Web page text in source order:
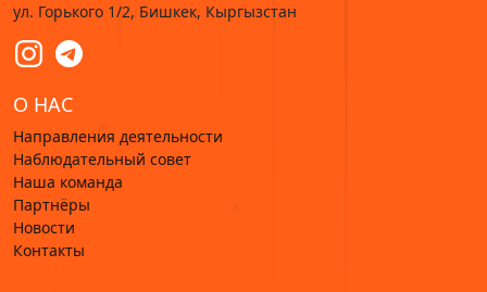
ул. Горького 1/2, Бишкек, Кыргызстан
О НАС
Направления деятельности
Наблюдательный совет
Наша команда
Партнёры
Новости
Контакты